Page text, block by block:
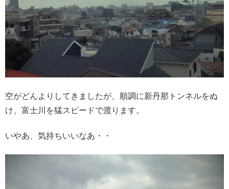
空がどんよりしてきましたが、順調に新丹那トンネルをぬ
け、富士川を猛スピードで渡ります。
いやあ、気持ちいいなあ・・